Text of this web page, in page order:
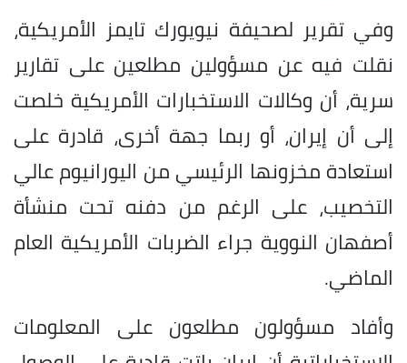
وفي تقرير لصحيفة نيويورك تايمز الأمريكية،
نقلت فيه عن مسؤولين مطلعين على تقارير
سرية، أن وكالات الاستخبارات الأمريكية خلصت
إلى أن إيران، أو ربما جهة أخرى، قادرة على
استعادة مخزونها الرئيسي من اليورانيوم عالي
التخصيب، على الرغم من دفنه تحت منشأة
أصفهان النووية جراء الضربات الأمريكية العام
الماضي.
وأفاد مسؤولون مطلعون على المعلومات